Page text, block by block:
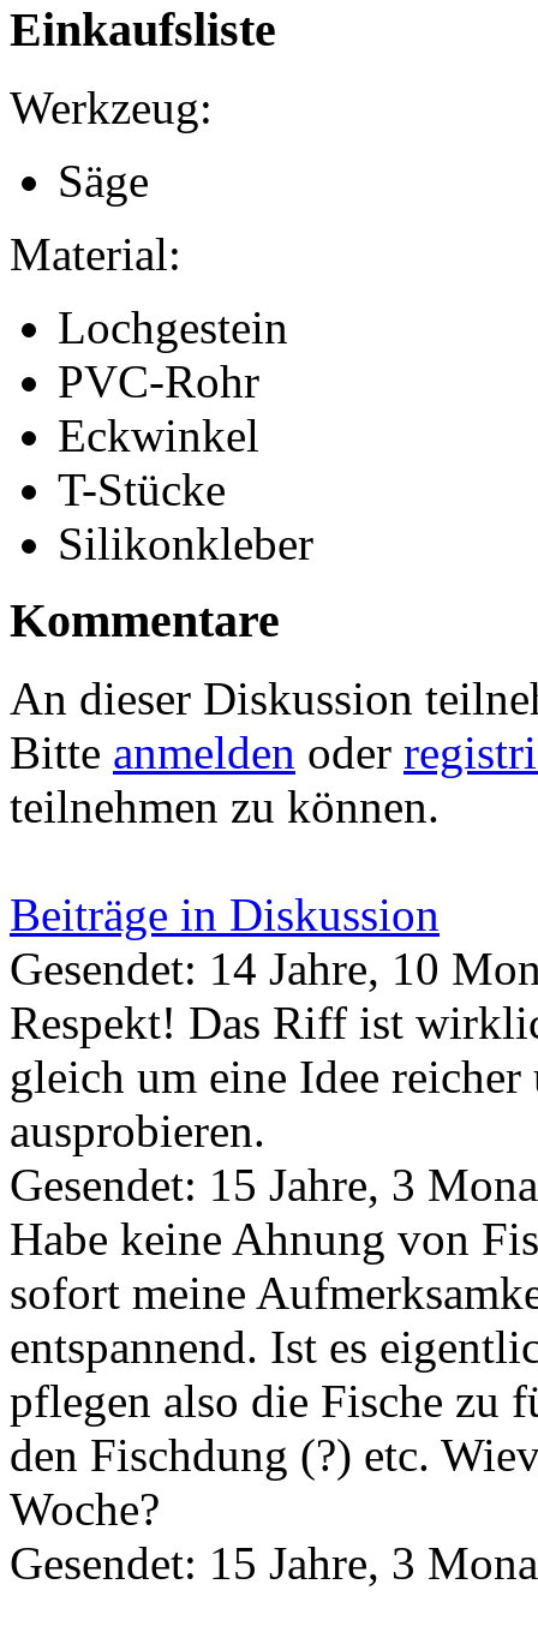
Einkaufsliste
Werkzeug:
Säge
Material:
Lochgestein
PVC-Rohr
Eckwinkel
T-Stücke
Silikonkleber
Kommentare
An dieser Diskussion
Bitte anmelden oder
teilnehmen zu können.
Beiträge in Diskussion
Gesendet: 14 Jahre, 10
Respekt! Das Riff ist
gleich um eine Idee reicher
ausprobieren.
Gesendet: 15 Jahre, 3
Habe keine Ahnung von
sofort meine
entspannend. Ist es
pflegen also die Fische zu
den Fischdung (?) etc.
Woche?
Gesendet: 15 Jahre, 3